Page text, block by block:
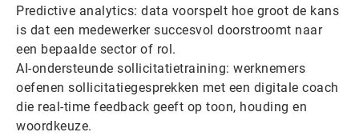
Predictive analytics: data voorspelt hoe groot de kans
is dat een medewerker succesvol doorstroomt naar
een bepaalde sector of rol.
AI-ondersteunde sollicitatietraining: werknemers
oefenen sollicitatiegesprekken met een digitale coach
die real-time feedback geeft op toon, houding en
woordkeuze.